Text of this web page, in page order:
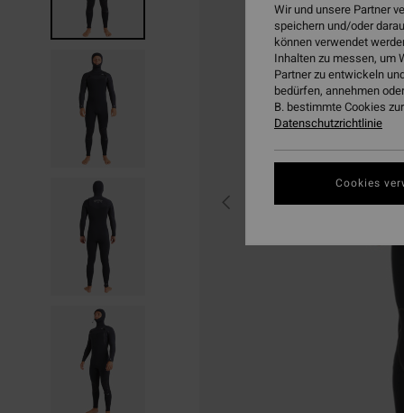
Wir und unsere Partner
speichern und/oder
können verwendet
Inhalten zu messen, um
Partner zu entwickeln
bedürfen, annehmen
B. bestimmte Cookies
Datenschutzrichtlinie
Cookies